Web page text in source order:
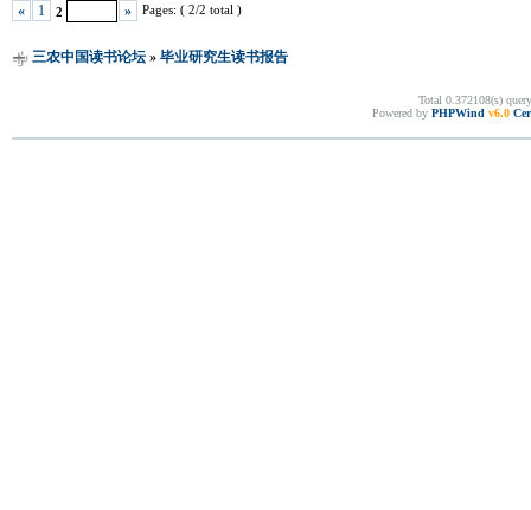
« 1 2 » Pages: ( 2/2 total )
三农中国读书论坛» 毕业研究生读书报告
Total 0.372108(s)
Powered by PHPWind v6.0